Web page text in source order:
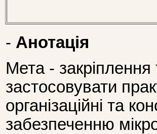
- Анотація
Мета -
застосовувати
організаційні та
забезпеченню